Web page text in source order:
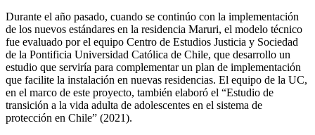
Durante el año pasado, cuando se continúo con la implementación
de los nuevos estándares en la residencia Maruri, el modelo técnico
fue evaluado por el equipo Centro de Estudios Justicia y Sociedad
de la Pontificia Universidad Católica de Chile, que desarrollo un
estudio que serviría para complementar un plan de implementación
que facilite la instalación en nuevas residencias. El equipo de la UC,
en el marco de este proyecto, también elaboró el “Estudio de
transición a la vida adulta de adolescentes en el sistema de
protección en Chile” (2021).